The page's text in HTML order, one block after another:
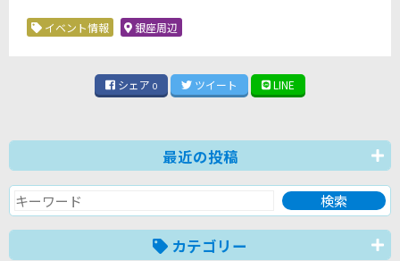
イベント情報 銀座周辺
シェア 0 ツイート LINE
最近の投稿
カテゴリー